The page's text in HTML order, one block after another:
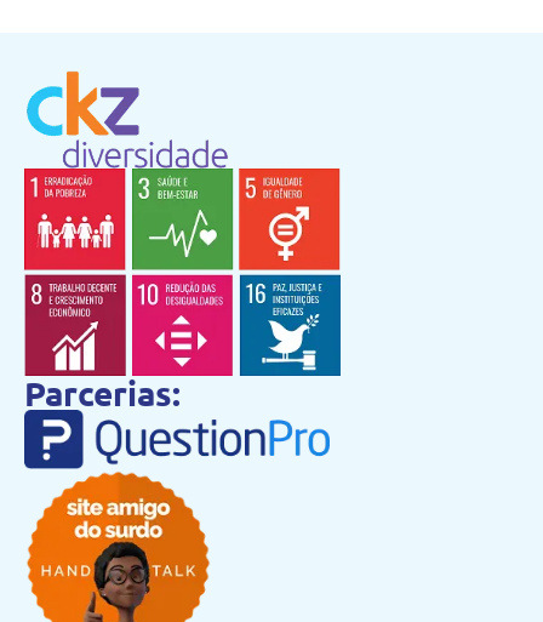
Parcerias: